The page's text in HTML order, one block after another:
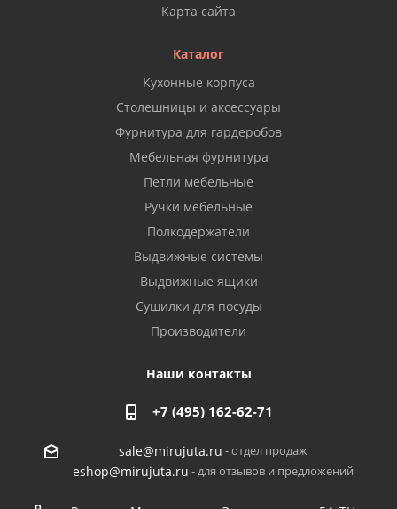
Карта сайта
Каталог
Кухонные корпуса
Столешницы и аксессуары
Фурнитура для гардеробов
Мебельная фурнитура
Петли мебельные
Ручки мебельные
Полкодержатели
Выдвижные системы
Выдвижные ящики
Сушилки для посуды
Производители
Наши контакты
+7 (495) 162-62-71
sale@mirujuta.ru - отдел продаж
eshop@mirujuta.ru - для отзывов и предложений